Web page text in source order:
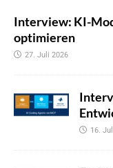
Interview: KI-
optimieren
27. Juli 2026
16.